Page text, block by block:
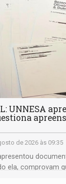
UNNESA
de 2026 às 09:35
ela, comprovam